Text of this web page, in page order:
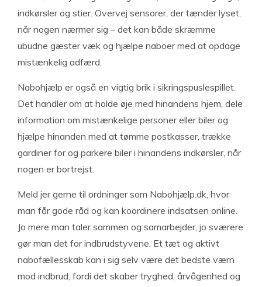
indkørsler og stier. Overvej sensorer, der tænder lyset,
når nogen nærmer sig – det kan både skræmme
ubudne gæster væk og hjælpe naboer med at opdage
mistænkelig adfærd.
Nabohjælp er også en vigtig brik i sikringspuslespillet.
Det handler om at holde øje med hinandens hjem, dele
information om mistænkelige personer eller biler og
hjælpe hinanden med at tømme postkasser, trække
gardiner for og parkere biler i hinandens indkørsler, når
nogen er bortrejst.
Meld jer gerne til ordninger som Nabohjælp.dk, hvor
man får gode råd og kan koordinere indsatsen online.
Jo mere man taler sammen og samarbejder, jo sværere
gør man det for indbrudstyvene. Et tæt og aktivt
nabofællesskab kan i sig selv være det bedste værn
mod indbrud, fordi det skaber tryghed, årvågenhed og